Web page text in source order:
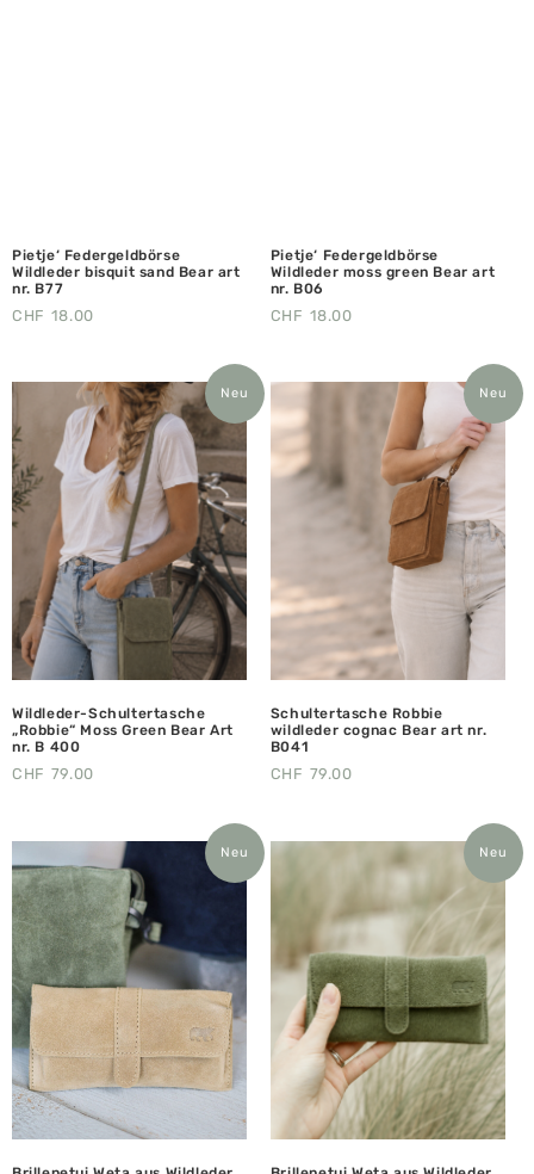
Pietje‘ Federgeldbörse
Wildleder bisquit sand Bear art
nr. B77
CHF 18.00
Pietje‘ Federgeldbörse
Wildleder moss green Bear art
nr. B06
CHF 18.00
Neu
Wildleder-Schultertasche
„Robbie“ Moss Green Bear Art
nr. B 400
CHF 79.00
Neu
Schultertasche Robbie
wildleder cognac Bear art nr.
B041
CHF 79.00
Neu Neu